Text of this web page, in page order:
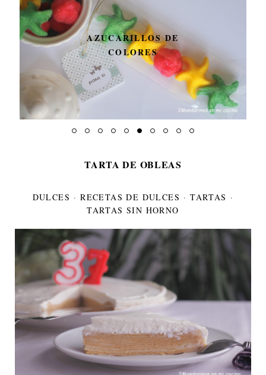
AZUCARILLOS DE
COLORES
TARTA DE OBLEAS
DULCES ·RECETAS DE DULCES ·TARTAS ·
TARTAS SIN HORNO